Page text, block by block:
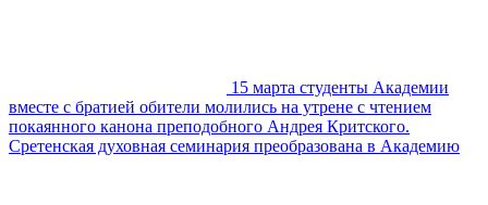
15 марта студенты Академии
вместе с братией обители молились на утрене с чтением
покаянного канона преподобного Андрея Критского.
Сретенская духовная семинария преобразована в Академию